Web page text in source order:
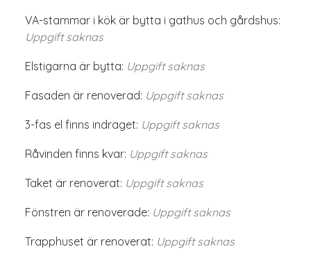
VA-stammar i kök är bytta i gathus och gårdshus:
Uppgift saknas
Elstigarna är bytta: Uppgift saknas
Fasaden är renoverad: Uppgift saknas
3-fas el finns indraget: Uppgift saknas
Råvinden finns kvar: Uppgift saknas
Taket är renoverat: Uppgift saknas
Fönstren är renoverade: Uppgift saknas
Trapphuset är renoverat: Uppgift saknas